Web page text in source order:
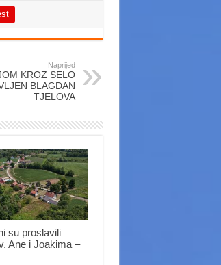
Naprijed
KROZ SELO
BLAGDAN
TJELOVA
su proslavili
Ane i Joakima –